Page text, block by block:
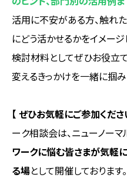
活用に不安がある方、触れ
にどう活かせるかをイメー
検討材料としてぜひお役立
変えるきっかけを一緒に掴み
【 ぜひお気軽にご参加くださ
ーク相談会は、ニューノーマ
ワークに悩む皆さまが気軽
る場として開催しておりま